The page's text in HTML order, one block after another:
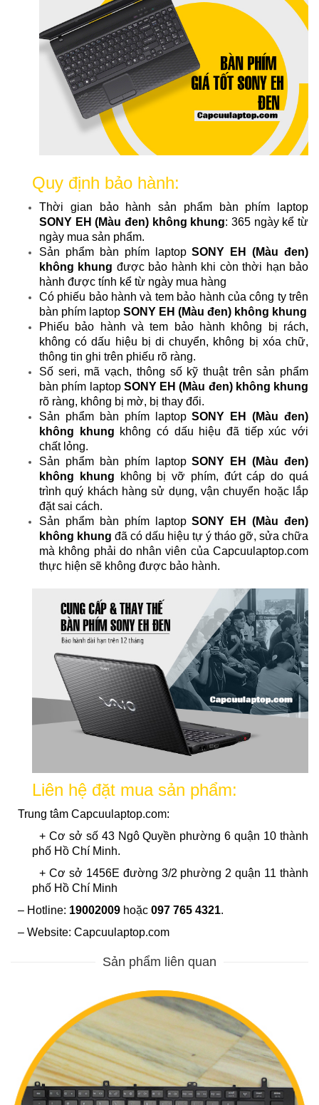
Quy định bảo hành:
Thời gian bảo hành sản phẩm bàn phím laptop
SONY EH (Màu đen) không khung: 365 ngày kể từ
ngày mua sản phẩm.
Sản phẩm bàn phím laptopSONY EH (Màu đen)
không khung được bảo hành khi còn thời hạn bảo
hành được tính kể từ ngày mua hàng
Có phiếu bảo hành và tem bảo hành của công ty trên
bàn phím laptop SONY EH (Màu đen) không khung
Phiếu bảo hành và tem bảo hành không bị rách,
không có dấu hiệu bị di chuyển, không bị xóa chữ,
thông tin ghi trên phiếu rõ ràng.
Số seri, mã vạch, thông số kỹ thuật trên sản phẩm
bàn phím laptopSONY EH (Màu đen) không khung
rõ ràng, không bị mờ, bị thay đổi.
Sản phẩm bàn phím laptopSONY EH (Màu đen)
không khung không có dấu hiệu đã tiếp xúc với
chất lỏng.
Sản phẩm bàn phím laptopSONY EH (Màu đen)
không khung không bị vỡ phím, đứt cáp do quá
trình quý khách hàng sử dụng, vận chuyển hoặc lắp
đặt sai cách.
Sản phẩm bàn phím laptopSONY EH (Màu đen)
không khung đã có dấu hiệu tự ý tháo gỡ, sửa chữa
mà không phải do nhân viên của Capcuulaptop.com
thực hiện sẽ không được bảo hành.
Liên hệ đặt mua sản phẩm:
Trung tâm Capcuulaptop.com:
+ Cơ sở số 43 Ngô Quyền phường 6 quận 10 thành
phố Hồ Chí Minh.
+ Cơ sở 1456E đường 3/2 phường 2 quận 11 thành
phố Hồ Chí Minh
– Hotline: 19002009 hoặc 097 765 4321.
– Website: Capcuulaptop.com
Sản phẩm liên quan